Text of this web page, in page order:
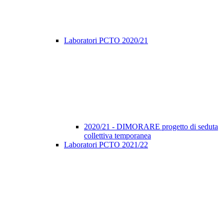
Laboratori PCTO 2020/21
2020/21 - DIMORARE progetto di seduta
collettiva temporanea
Laboratori PCTO 2021/22